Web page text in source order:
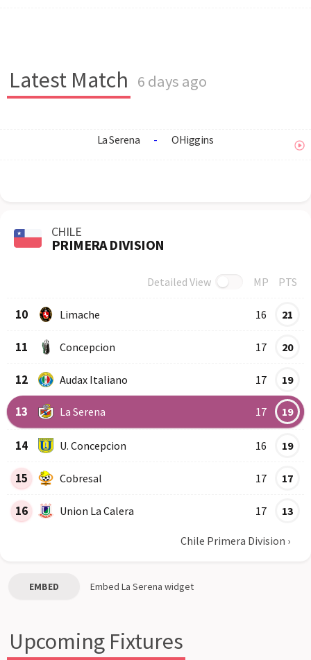
Latest Match 6 days ago
La Serena - OHiggins
CHILE
PRIMERA DIVISION
Detailed View MP PTS
10 Limache 16 21
11 Concepcion 17 20
12 Audax Italiano 17 19
13 La Serena 17 19
14 U. Concepcion 16 19
15 Cobresal 17 17
16 Union La Calera 17 13
Chile Primera Division ›
EMBED Embed La Serena widget
Upcoming Fixtures